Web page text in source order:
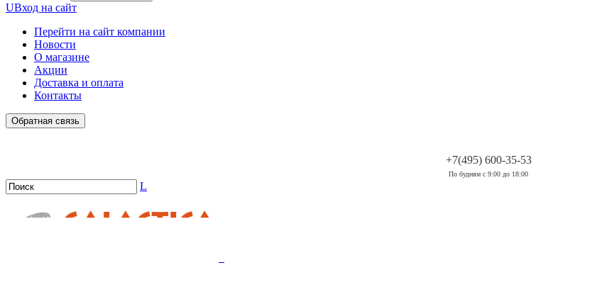
UВход на сайт
Перейти на сайт компании
Новости
О магазине
Акции
Доставка и оплата
Контакты
Обратная связь
+7(495) 600-35-53
По будням с 9:00 до 18:00
L